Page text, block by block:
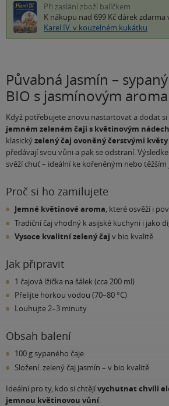
Při zaslání zboží balíčkem
K nákupu nad 699 Kč dárek zdarma
Karel IV. v kouzelném kukátku
Půvabná Jasmín –
BIO s jasmínovým aroma
Když potřebujete znovu nastartovat a dodat si
jemném zeleném čaji s květinovým
klasickýzelený čaj ovoněný čerstvými
předávají svou vůni a pak se odstraní.
svěží chuť – ideální ke kořeněným nebo
Proč si ho zamilujete
Jemné květinové aroma, které osvěží i
Tradiční čaj vhodný k asijské kuchyni i jako
Vysoce kvalitní zelený čaj v bio kvalitě
Jak připravit
1 čajová lžička na šálek (cca 200 ml)
Přelijte horkou vodou (70–80 °C)
Louhujte 2–3 minuty
Obsah balení
100 g sypaného čaje
Složení: zelený čaj jasmín – v bio kvalitě
Ideální pro ty, kdo si chtějívychutnat chvíli
jemnou květinovou vůní.